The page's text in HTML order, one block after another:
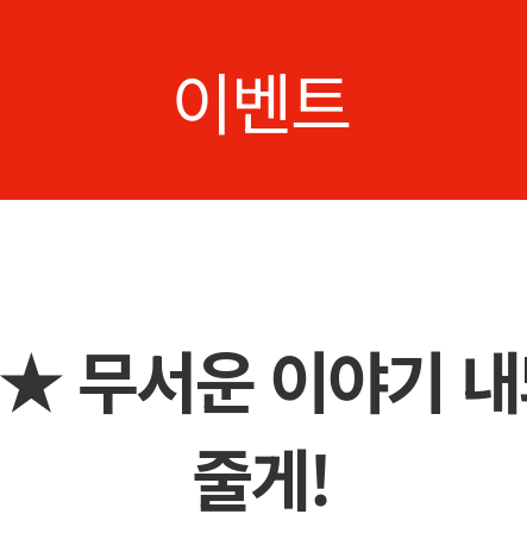
이벤트
무서운 이야기
줄게!